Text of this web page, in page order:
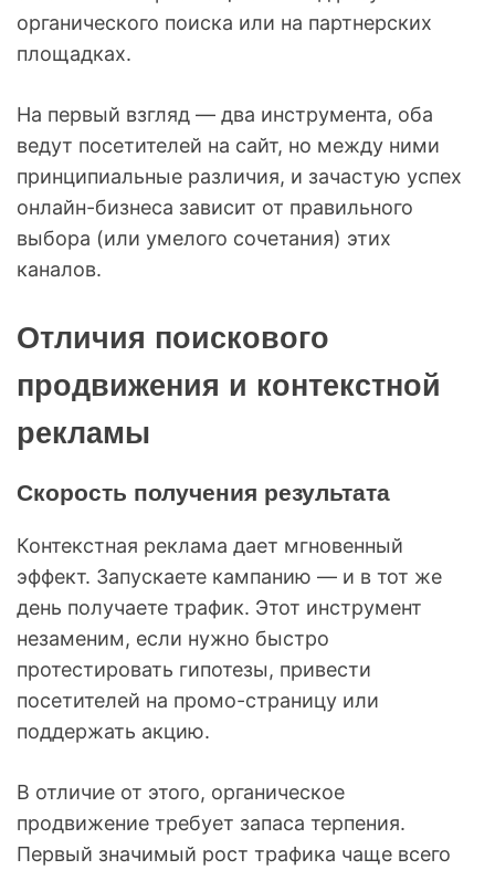
органического поиска или на партнерских
площадках.
На первый взгляд — два инструмента, оба
ведут посетителей на сайт, но между ними
принципиальные различия, и зачастую успех
онлайн-бизнеса зависит от правильного
выбора (или умелого сочетания) этих
каналов.
Отличия поискового
продвижения и контекстной
рекламы
Скорость получения результата
Контекстная реклама дает мгновенный
эффект. Запускаете кампанию — и в тот же
день получаете трафик. Этот инструмент
незаменим, если нужно быстро
протестировать гипотезы, привести
посетителей на промо-страницу или
поддержать акцию.
В отличие от этого, органическое
продвижение требует запаса терпения.
Первый значимый рост трафика чаще всего